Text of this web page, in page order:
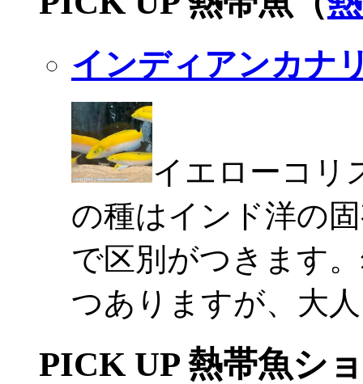
インディアンカナ
イエローコリ
の種はインド洋の
で区別がつきます
つありますが、大
PICK UP 熱帯魚シ